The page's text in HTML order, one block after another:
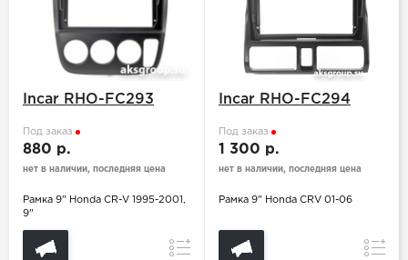
Incar RHO-FC293
Под заказ
880 р.
нет в наличии, последняя цена
Рамка 9" Honda CR-V 1995-2001,
9"
Сравнение
Incar RHO-FC294
Под заказ
1 300 р.
нет в наличии, последняя цена
Рамка 9" Honda CRV 01-06